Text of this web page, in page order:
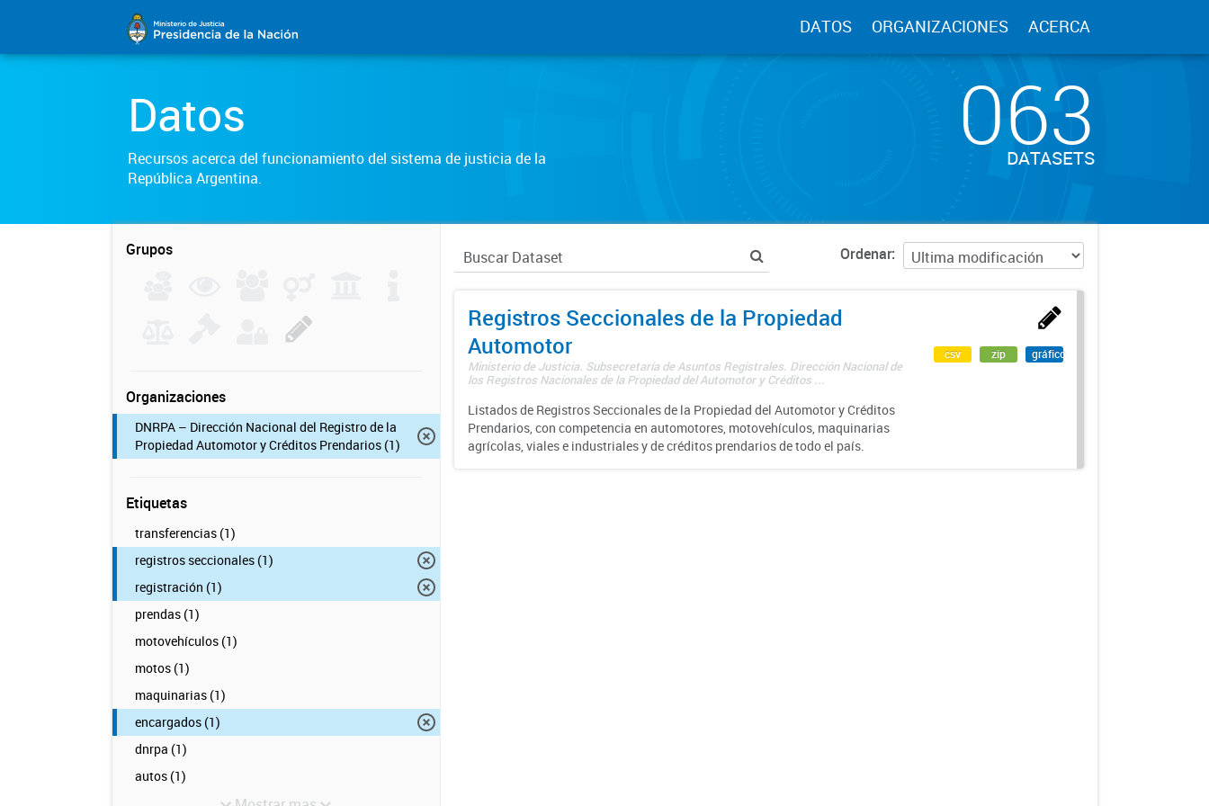
DATOS ORGANIZACIONES ACERCA
Datos
Recursos acerca del funcionamiento del sistema de justicia de la
República Argentina.
063
DATASETS
Grupos
Organizaciones
DNRPA – Dirección Nacional del Registro de la
Propiedad Automotor y Créditos Prendarios (1)
Etiquetas
transferencias (1)
registros seccionales (1)
registración (1)
prendas (1)
motovehículos (1)
motos (1)
maquinarias (1)
encargados (1)
dnrpa (1)
autos (1)
Ordenar
Registros Seccionales de la Propiedad
Automotor
Ministerio de Justicia. Subsecretaría de Asuntos Registrales. Dirección Nacional de
los Registros Nacionales de la Propiedad del Automotor y Créditos ...
Listados de Registros Seccionales de la Propiedad del Automotor y Créditos
Prendarios, con competencia en automotores, motovehículos, maquinarias
agrícolas, viales e industriales y de créditos prendarios de todo el país.
csv zip gráfico